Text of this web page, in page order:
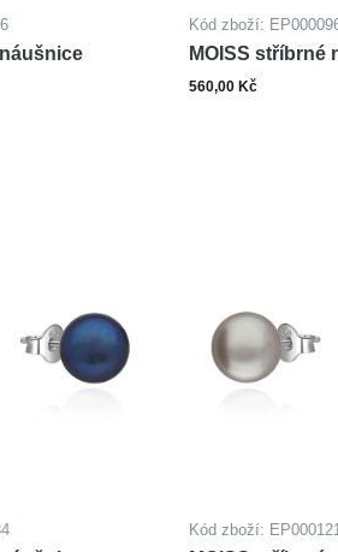
Kód zboží:
MOISS stříbrné
560,00 Kč
Kód zboží: EP000121